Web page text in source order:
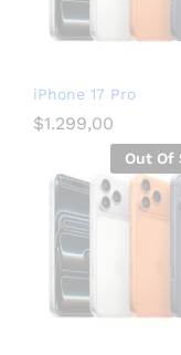
iPhone 17 Pro
$1.299,00
Out Of